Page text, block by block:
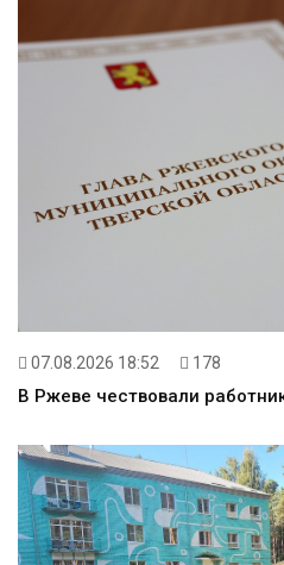
07.08.2026 18:52 178
В Ржеве чествовали